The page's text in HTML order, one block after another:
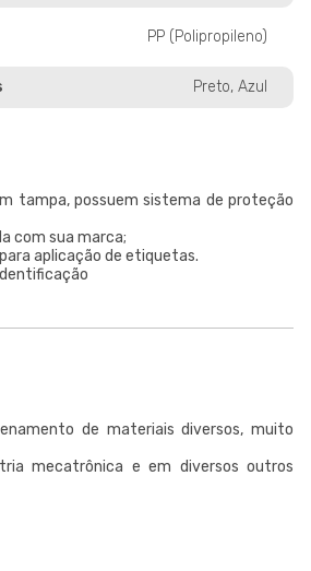
PP (Polipropileno)
Preto, Azul
tampa, possuem sistema de proteção
com sua marca;
aplicação de etiquetas.
de materiais diversos, muito
mecatrônica e em diversos outros